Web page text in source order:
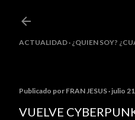
ACTUALIDAD ¿QUIEN SOY?
Publicado por FRAN JESUS julio
VUELVE